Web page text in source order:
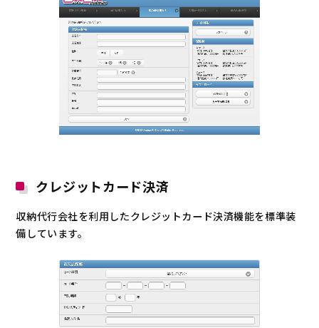
クレジットカード決済
収納代行会社を利用したクレジットカード決済機能を標準装
備しています。